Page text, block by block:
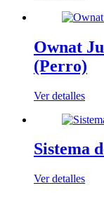
Ownat
(Perro)
Ver detalles
Sistema
Ver detalles